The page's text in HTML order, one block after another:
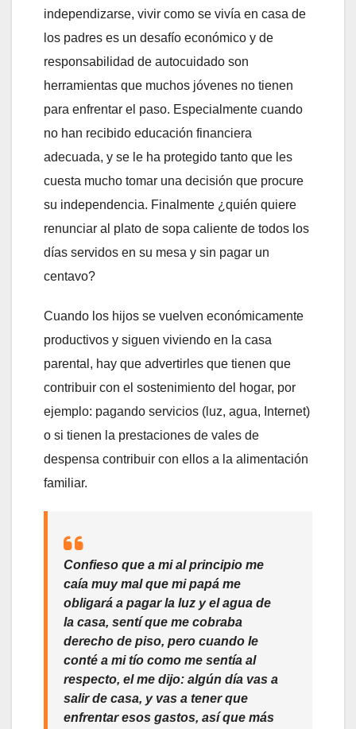
independizarse, vivir como se vivía en casa de
los padres es un desafío económico y de
responsabilidad de autocuidado son
herramientas que muchos jóvenes no tienen
para enfrentar el paso. Especialmente cuando
no han recibido educación financiera
adecuada, y se le ha protegido tanto que les
cuesta mucho tomar una decisión que procure
su independencia. Finalmente ¿quién quiere
renunciar al plato de sopa caliente de todos los
días servidos en su mesa y sin pagar un
centavo?
Cuando los hijos se vuelven económicamente
productivos y siguen viviendo en la casa
parental, hay que advertirles que tienen que
contribuir con el sostenimiento del hogar, por
ejemplo: pagando servicios (luz, agua, Internet)
o si tienen la prestaciones de vales de
despensa contribuir con ellos a la alimentación
familiar.
Confieso que a mi al principio me
caía muy mal que mi papá me
obligará a pagar la luz y el agua de
la casa, sentí que me cobraba
derecho de piso, pero cuando le
conté a mi tío como me sentía al
respecto, el me dijo: algún día vas a
salir de casa, y vas a tener que
enfrentar esos gastos, así que más